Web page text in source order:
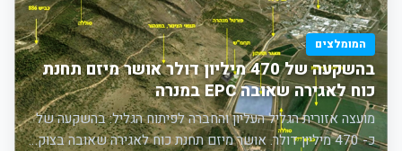
המומלצים
בהשקעה של 470 מיליון דולר אושר מיזם תחנת
כוח לאגירה שאובה EPC במנרה
מועצה אזורית הגליל העליון והחברה לפיתוח הגליל: בהשקעה של
כ- 470 מיליון דולר. אושר מיזם תחנת כוח לאגירה שאובה בצוק…